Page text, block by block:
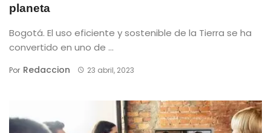
planeta
Bogotá. El uso eficiente y sostenible de la Tierra se ha
convertido en uno de ...
Por Redaccion 23 abril, 2023